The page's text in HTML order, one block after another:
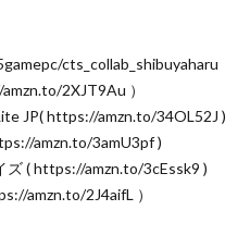
cts_collab_shibuyaharu
2XJT9Au ）
JP( https://amzn.to/34OL52J )
amzn.to/3amU3pf )
ズ ( https://amzn.to/3cEssk9 )
amzn.to/2J4aifL ）